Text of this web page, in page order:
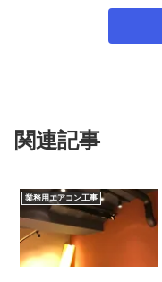
関連記事
業務用エアコン工事